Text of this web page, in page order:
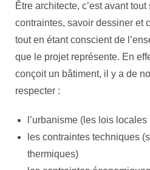
Être architecte, c’est avant
contraintes, savoir dessiner et
tout en étant conscient de
que le projet représente. En
conçoit un bâtiment, il y a de
respecter :
l’urbanisme (les lois
les contraintes techniques
thermiques)